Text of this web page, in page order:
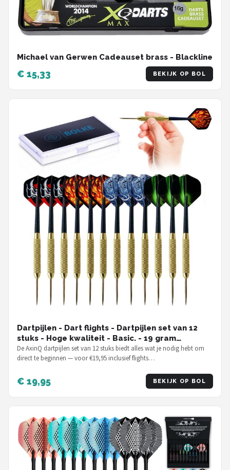
Michael van Gerwen Cadeauset brass - Blackline
€ 15,33 BEKIJK OP BOL
Dartpijlen - Dart flights - Dartpijlen set van 12
stuks - Hoge kwaliteit - Basic. - 19 gram
dartpijlen
De AxinQ dartpijlen set van 12 stuks biedt alles wat je nodig hebt om
direct te beginnen — voor €19,95 inclusief flights…
€ 19,95 BEKIJK OP BOL